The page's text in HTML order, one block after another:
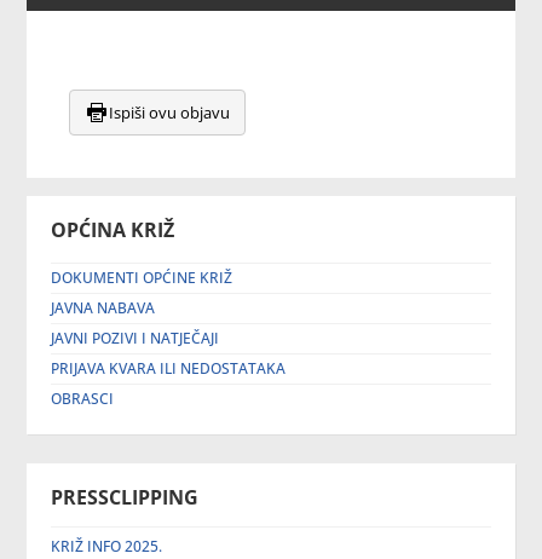
OPĆINA KRIŽ
DOKUMENTI OPĆINE KRIŽ
JAVNA NABAVA
JAVNI POZIVI I NATJEČAJI
PRIJAVA KVARA ILI NEDOSTATAKA
OBRASCI
PRESSCLIPPING
KRIŽ INFO 2025.
Ispiši ovu objavu